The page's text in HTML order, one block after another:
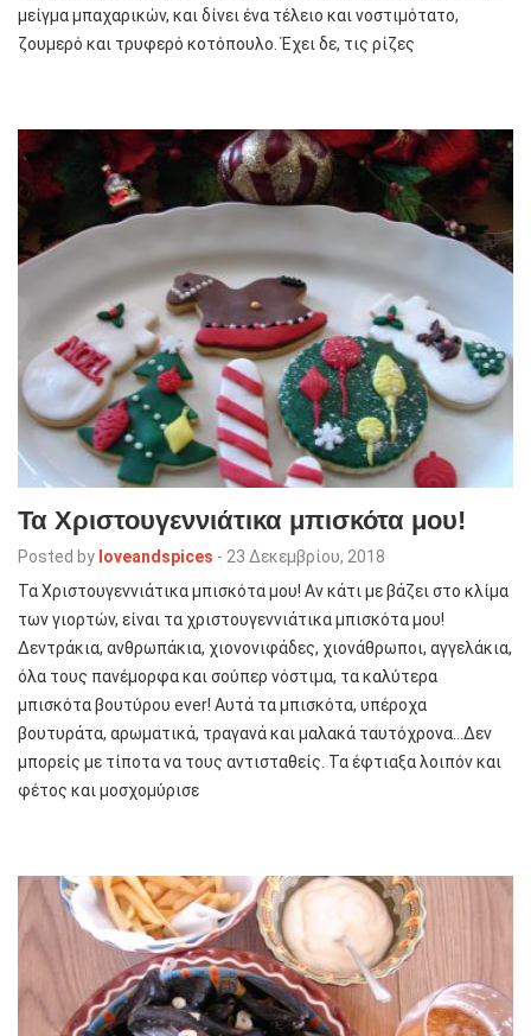
μείγμα μπαχαρικών, και δίνει ένα τέλειο και νοστιμότατο,
ζουμερό και τρυφερό κοτόπουλο. Έχει δε, τις ρίζες
Τα Χριστουγεννιάτικα μπισκότα μου!
Posted by loveandspices - 23 Δεκεμβρίου, 2018
Τα Χριστουγεννιάτικα μπισκότα μου! Αν κάτι με βάζει στο κλίμα
των γιορτών, είναι τα χριστουγεννιάτικα μπισκότα μου!
Δεντράκια, ανθρωπάκια, χιονονιφάδες, χιονάθρωποι, αγγελάκια,
όλα τους πανέμορφα και σούπερ νόστιμα, τα καλύτερα
μπισκότα βουτύρου ever! Αυτά τα μπισκότα, υπέροχα
βουτυράτα, αρωματικά, τραγανά και μαλακά ταυτόχρονα…Δεν
μπορείς με τίποτα να τους αντισταθείς. Τα έφτιαξα λοιπόν και
φέτος και μοσχομύρισε